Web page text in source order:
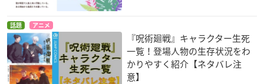
話題 アニメ
『呪術廻戦』キャラクター生死
一覧！登場人物の生存状況をわ
かりやすく紹介【ネタバレ注
意】